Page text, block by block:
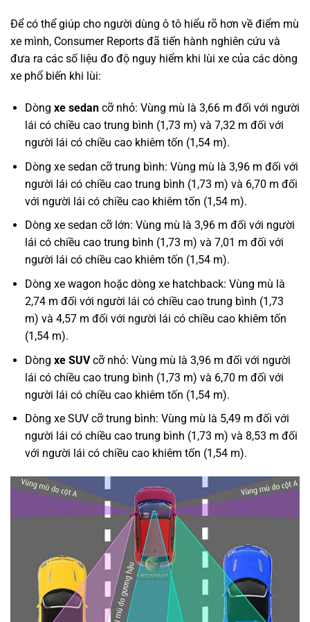
Để có thể giúp cho người dùng ô tô hiểu rõ hơn về điểm mù
xe mình, Consumer Reports đã tiến hành nghiên cứu và
đưa ra các số liệu đo độ nguy hiểm khi lùi xe của các dòng
xe phổ biến khi lùi:
Dòng xe sedancỡ nhỏ: Vùng mù là 3,66 m đối với người
lái có chiều cao trung bình (1,73 m) và 7,32 m đối với
người lái có chiều cao khiêm tốn (1,54 m).
Dòng xe sedan cỡ trung bình: Vùng mù là 3,96 m đối với
người lái có chiều cao trung bình (1,73 m) và 6,70 m đối
với người lái có chiều cao khiêm tốn (1,54 m).
Dòng xe sedan cỡ lớn: Vùng mù là 3,96 m đối với người
lái có chiều cao trung bình (1,73 m) và 7,01 m đối với
người lái có chiều cao khiêm tốn (1,54 m).
Dòng xe wagon hoặc dòng xe hatchback: Vùng mù là
2,74 m đối với người lái có chiều cao trung bình (1,73
m) và 4,57 m đối với người lái có chiều cao khiêm tốn
(1,54 m).
Dòng xe SUVcỡ nhỏ: Vùng mù là 3,96 m đối với người
lái có chiều cao trung bình (1,73 m) và 6,70 m đối với
người lái có chiều cao khiêm tốn (1,54 m).
Dòng xe SUV cỡ trung bình: Vùng mù là 5,49 m đối với
người lái có chiều cao trung bình (1,73 m) và 8,53 m đối
với người lái có chiều cao khiêm tốn (1,54 m).